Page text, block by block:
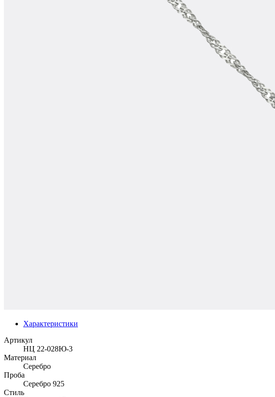
Характеристики
Артикул
НЦ 22-028Ю-3
Материал
Серебро
Проба
Серебро 925
Стиль